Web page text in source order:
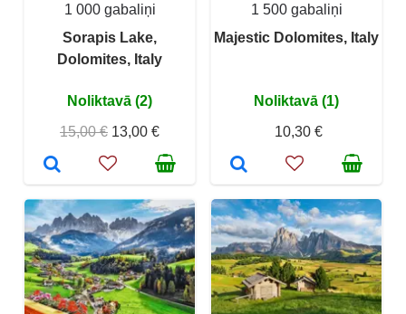
1 000 gabaliņi
Sorapis Lake,
Dolomites, Italy
Noliktavā (2)
15,00 € 13,00 €
1 500 gabaliņi
Majestic Dolomites, Italy
Noliktavā (1)
10,30 €